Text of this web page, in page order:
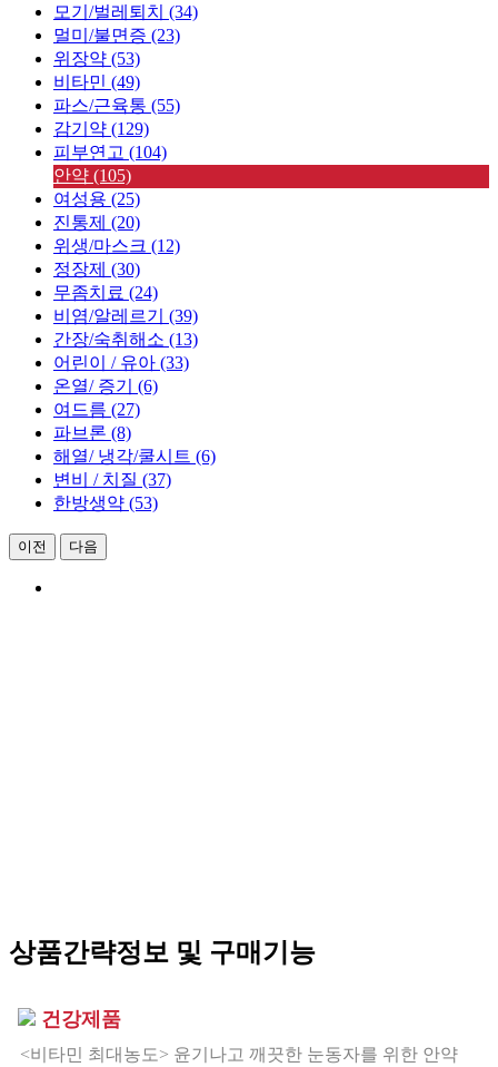
모기/벌레퇴치 (34)
멀미/불면증 (23)
위장약 (53)
비타민 (49)
파스/근육통 (55)
감기약 (129)
피부연고 (104)
안약 (105)
여성용 (25)
진통제 (20)
위생/마스크 (12)
정장제 (30)
무좀치료 (24)
비염/알레르기 (39)
간장/숙취해소 (13)
어린이 / 유아 (33)
온열/ 증기 (6)
여드름 (27)
파브론 (8)
해열/ 냉각/쿨시트 (6)
변비 / 치질 (37)
한방생약 (53)
이전 다음
상품간략정보 및 구매기능
건강제품
<비타민 최대농도> 윤기나고 깨끗한 눈동자를 위한 안약